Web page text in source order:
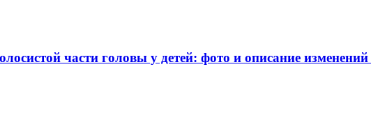
части головы у детей: фото и описание